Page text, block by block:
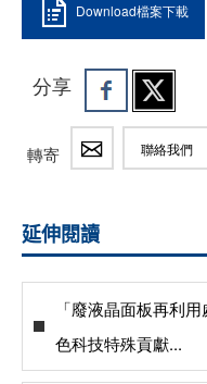
Download檔案下載
分享
轉寄 聯絡我們
延伸閱讀
「廢液晶面板再利
色科技特殊貢獻...